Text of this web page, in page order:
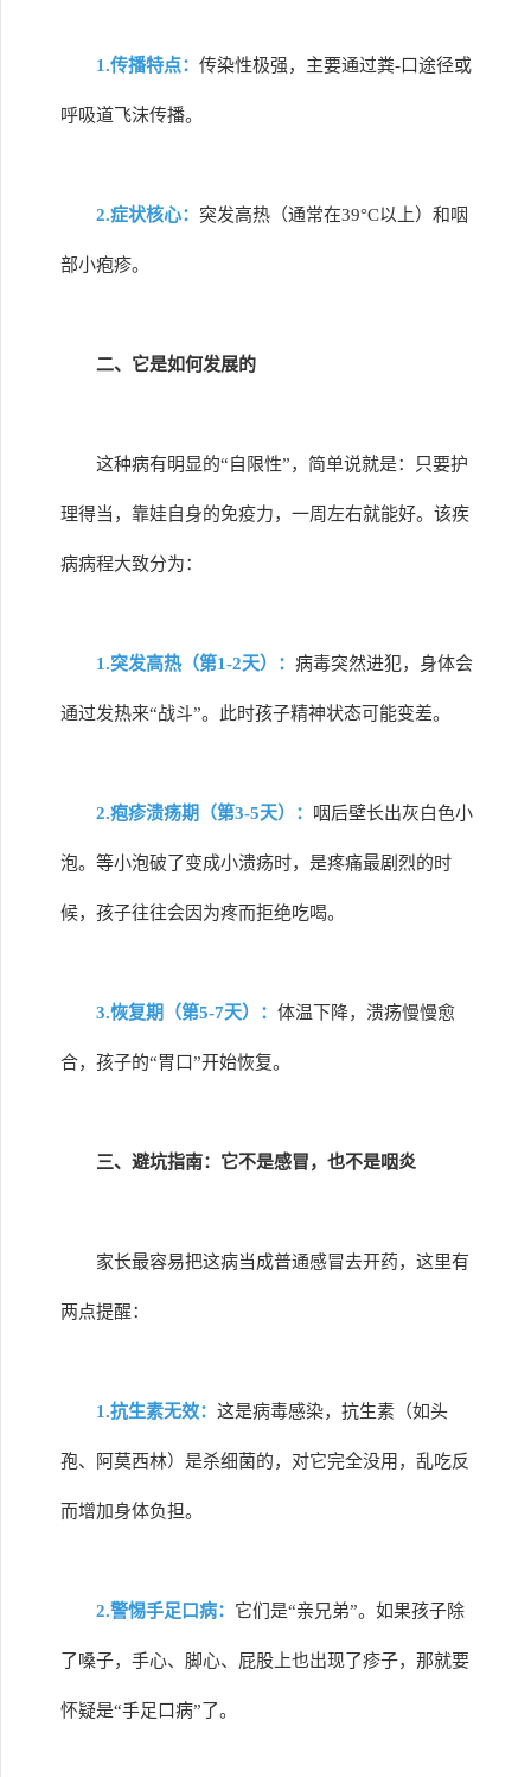
1.传播特点： 传染性极强，主要通过粪-口途径或
呼吸道飞沫传播。
2.症状核心： 突发高热（通常在39°C以上）和咽
部小疱疹。
二、它是如何发展的
这种病有明显的“自限性”，简单说就是：只要护
理得当，靠娃自身的免疫力，一周左右就能好。该疾
病病程大致分为：
1.突发高热（第1-2天）： 病毒突然进犯，身体会
通过发热来“战斗”。此时孩子精神状态可能变差。
2.疱疹溃疡期（第3-5天）： 咽后壁长出灰白色小
泡。等小泡破了变成小溃疡时，是疼痛最剧烈的时
候，孩子往往会因为疼而拒绝吃喝。
3.恢复期（第5-7天）： 体温下降，溃疡慢慢愈
合，孩子的“胃口”开始恢复。
三、避坑指南：它不是感冒，也不是咽炎
家长最容易把这病当成普通感冒去开药，这里有
两点提醒：
1.抗生素无效： 这是病毒感染，抗生素（如头
孢、阿莫西林）是杀细菌的，对它完全没用，乱吃反
而增加身体负担。
2.警惕手足口病： 它们是“亲兄弟”。如果孩子除
了嗓子，手心、脚心、屁股上也出现了疹子，那就要
怀疑是“手足口病”了。